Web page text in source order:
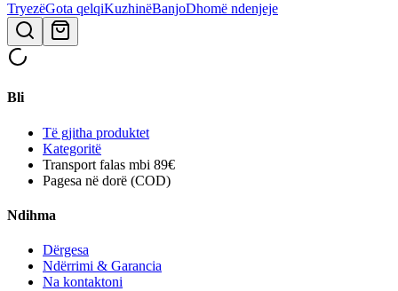
TryezëGota qelqiKuzhinëBanjoDhomë ndenjeje
Bli
Të gjitha produktet
Kategoritë
Transport falas mbi 89€
Pagesa në dorë (COD)
Ndihma
Dërgesa
Ndërrimi & Garancia
Na kontaktoni